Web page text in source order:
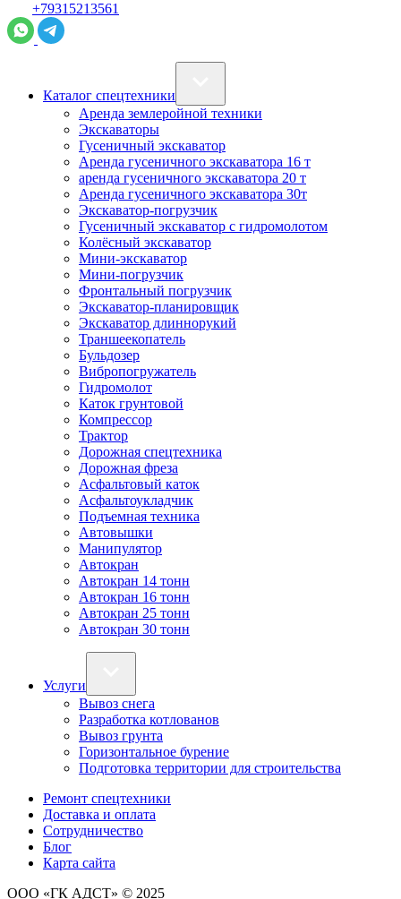
+79315213561
Каталог спецтехники
Аренда землеройной техники
Экскаваторы
Гусеничный экскаватор
Аренда гусеничного экскаватора 16 т
аренда гусеничного экскаватора 20 т
Аренда гусеничного экскаватора 30т
Экскаватор-погрузчик
Гусеничный экскаватор с гидромолотом
Колёсный экскаватор
Мини-экскаватор
Мини-погрузчик
Фронтальный погрузчик
Экскаватор-планировщик
Экскаватор длиннорукий
Траншеекопатель
Бульдозер
Вибропогружатель
Гидромолот
Каток грунтовой
Компрессор
Трактор
Дорожная спецтехника
Дорожная фреза
Асфальтовый каток
Асфальтоукладчик
Подъемная техника
Автовышки
Манипулятор
Автокран
Автокран 14 тонн
Автокран 16 тонн
Автокран 25 тонн
Автокран 30 тонн
Услуги
Вывоз снега
Разработка котлованов
Вывоз грунта
Горизонтальное бурение
Подготовка территории для строительства
Ремонт спецтехники
Доставка и оплата
Сотрудничество
Блог
Карта сайта
ООО «ГК АДСТ» © 2025